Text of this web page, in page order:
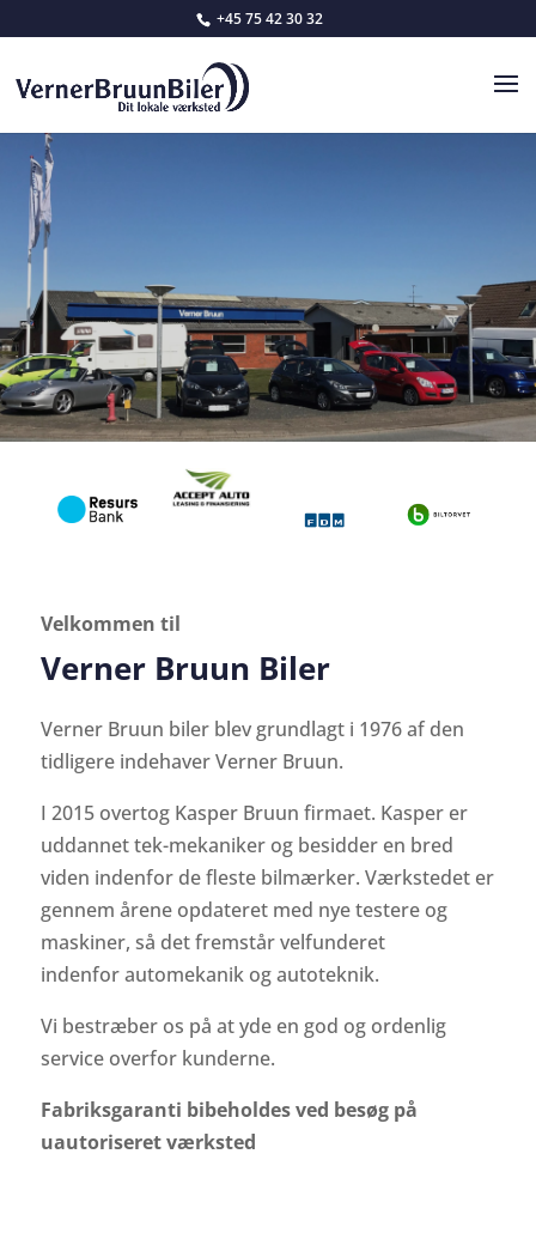
+45 75 42 30 32
Velkommen til
Verner Bruun Biler
Verner Bruun biler blev grundlagt i 1976 af den
tidligere indehaver Verner Bruun.
I 2015 overtog Kasper Bruun firmaet. Kasper er
uddannet tek-mekaniker og besidder en bred
viden indenfor de fleste bilmærker. Værkstedet er
gennem årene opdateret med nye testere og
maskiner, så det fremstår velfunderet
indenfor automekanik og autoteknik.
Vi bestræber os på at yde en god og ordenlig
service overfor kunderne.
Fabriksgaranti bibeholdes ved besøg på
uautoriseret værksted